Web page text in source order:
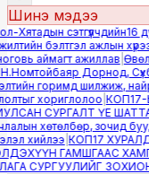
Шинэ мэдээ
сэтгүүлчдийн16
бэлтгэл ажлын
аймагт ажиллав|
Дорнод,
горимд шилжиж, найр
хориглолоо|КОП17-
СУРГАЛТ ҮЕ
хөтөлбөр, зочид
хийлээ|КОП17
ГАМШГААС
СУРГУУЛИЙГ ЗОХИОН